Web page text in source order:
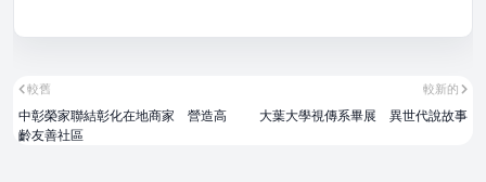
較新的
大葉大學視傳系畢展 異世代說故事
較舊
中彰榮家聯結彰化在地商家 營造高
齡友善社區